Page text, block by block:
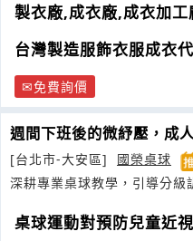
製衣廠,成衣廠,成衣加
台灣製造服飾衣服成衣
免費詢價
週間下班後的微紓壓，成
[台北市-大安區]
國榮桌球
深耕專業桌球教學，引導分級
桌球運動對預防兒童近